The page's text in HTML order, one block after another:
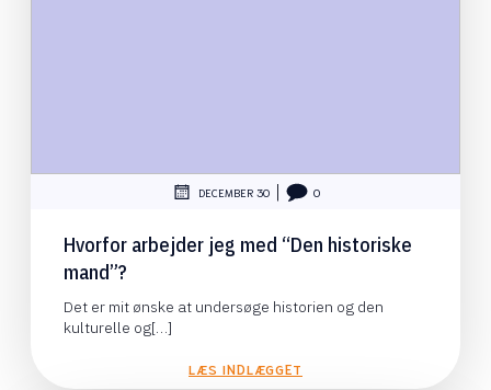
DECEMBER 30 0
Hvorfor arbejder jeg med “Den historiske
mand”?
Det er mit ønske at undersøge historien og den
kulturelle og[…]
LÆS INDLÆGGET